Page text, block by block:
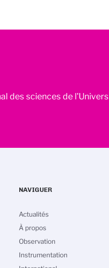
des sciences de l'Univers
NAVIGUER
Actualités
À propos
Observation
Instrumentation